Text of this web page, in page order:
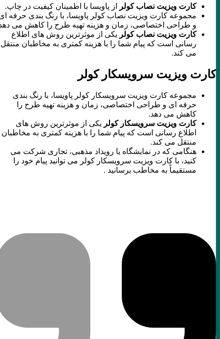
کارت ویزیت نصاب کولراز پاویسا با اطمینان کیفیت در چاپ.
مجموعه کارت ویزیت نصاب کولر پاویسا، با رنگ بندی حرفه ای
و طراحی اختصاصی، زمان و هزینه تهیه طرح را کاهش می دهد.
کارت ویزیت نصاب کولریکی از موثرترین روش های اطلاع
رسانی است که پیام شما را با هزینه کمتری به مخاطبان منتقل
می کند.
کارت ویزیت سرویسکار کولر
مجموعه کارت ویزیت سرویسکار کولر پاویسا، با رنگ بندی
حرفه ای و طراحی اختصاصی، زمان و هزینه تهیه طرح را
کاهش می دهد.
کارت ویزیت سرویسکار کولریکی از موثرترین روش های
اطلاع رسانی است که پیام شما را با هزینه کمتری به مخاطبان
منتقل می کند.
هنگامی که در نمایشگاه یا رویداد مذهبی، تجاری شرکت می
کنید، با کارت ویزیت سرویسکار کولر می توانید پیام خود را
مستقیماً به مخاطب برسانید .